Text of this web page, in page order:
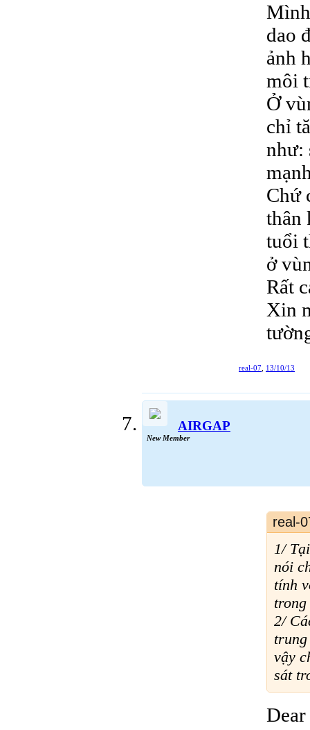
dao
ảnh
môi
Ở
chỉ
như:
Chứ
thân
tuổi
ở
Rất
Xin
real-07 13/10/13
AIRGAP
New Member
real-
1/
nói
tính
2/
vậy
sát